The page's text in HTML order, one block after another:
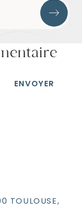
ENVOYER
TOULOUSE,